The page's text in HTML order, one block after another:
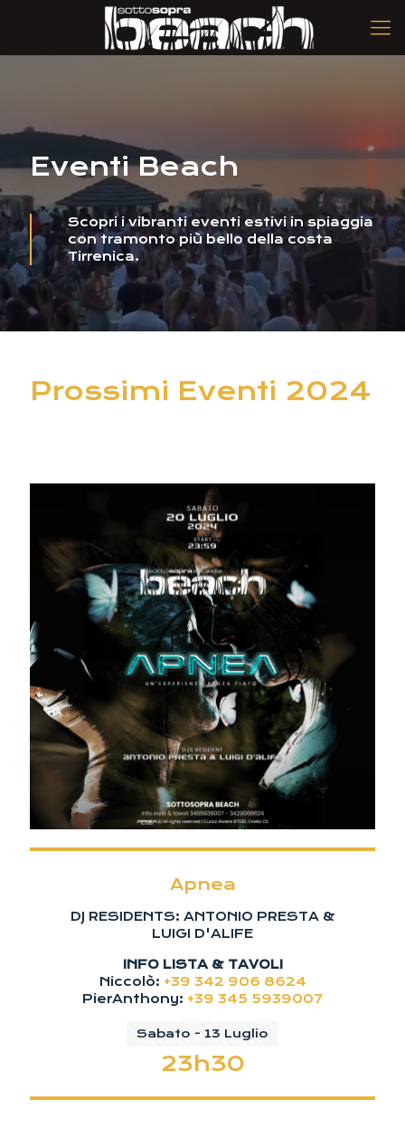
Eventi Beach
Scopri i vibranti eventi estivi in spiaggia
con tramonto più bello della costa
Tirrenica.
Prossimi Eventi 2024
Apnea
DJ RESIDENTS: ANTONIO PRESTA &
LUIGI D'ALIFE
INFO LISTA & TAVOLI
Niccolò: +39 342 906 8624
PierAnthony: +39 345 5939007
Sabato - 13 Luglio
23h30